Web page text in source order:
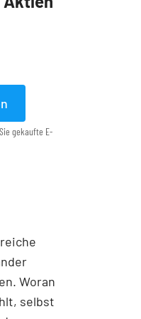
gekaufte E-
Woran
selbst